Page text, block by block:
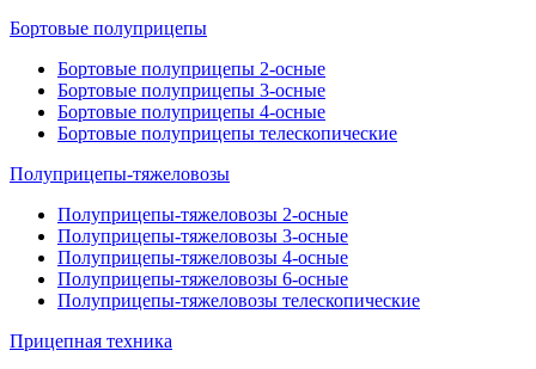
Бортовые полуприцепы
Бортовые полуприцепы 2-осные
Бортовые полуприцепы 3-осные
Бортовые полуприцепы 4-осные
Бортовые полуприцепы телескопические
Полуприцепы-тяжеловозы
Полуприцепы-тяжеловозы 2-осные
Полуприцепы-тяжеловозы 3-осные
Полуприцепы-тяжеловозы 4-осные
Полуприцепы-тяжеловозы 6-осные
Полуприцепы-тяжеловозы телескопические
Прицепная техника